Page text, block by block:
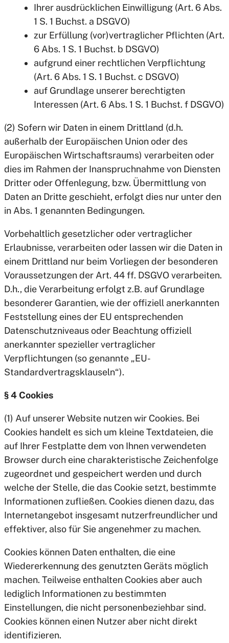
Ihrer ausdrücklichen Einwilligung (Art. 6 Abs.
1 S. 1 Buchst. a DSGVO)
zur Erfüllung (vor)vertraglicher Pflichten (Art.
6 Abs. 1 S. 1 Buchst. b DSGVO)
aufgrund einer rechtlichen Verpflichtung
(Art. 6 Abs. 1 S. 1 Buchst. c DSGVO)
auf Grundlage unserer berechtigten
Interessen (Art. 6 Abs. 1 S. 1 Buchst. f DSGVO)
(2) Sofern wir Daten in einem Drittland (d.h.
außerhalb der Europäischen Union oder des
Europäischen Wirtschaftsraums) verarbeiten oder
dies im Rahmen der Inanspruchnahme von Diensten
Dritter oder Offenlegung, bzw. Übermittlung von
Daten an Dritte geschieht, erfolgt dies nur unter den
in Abs. 1 genannten Bedingungen.
Vorbehaltlich gesetzlicher oder vertraglicher
Erlaubnisse, verarbeiten oder lassen wir die Daten in
einem Drittland nur beim Vorliegen der besonderen
Voraussetzungen der Art. 44 ff. DSGVO verarbeiten.
D.h., die Verarbeitung erfolgt z.B. auf Grundlage
besonderer Garantien, wie der offiziell anerkannten
Feststellung eines der EU entsprechenden
Datenschutzniveaus oder Beachtung offiziell
anerkannter spezieller vertraglicher
Verpflichtungen (so genannte „EU-
Standardvertragsklauseln“).
§ 4 Cookies
(1) Auf unserer Website nutzen wir Cookies. Bei
Cookies handelt es sich um kleine Textdateien, die
auf Ihrer Festplatte dem von Ihnen verwendeten
Browser durch eine charakteristische Zeichenfolge
zugeordnet und gespeichert werden und durch
welche der Stelle, die das Cookie setzt, bestimmte
Informationen zufließen. Cookies dienen dazu, das
Internetangebot insgesamt nutzerfreundlicher und
effektiver, also für Sie angenehmer zu machen.
Cookies können Daten enthalten, die eine
Wiedererkennung des genutzten Geräts möglich
machen. Teilweise enthalten Cookies aber auch
lediglich Informationen zu bestimmten
Einstellungen, die nicht personenbeziehbar sind.
Cookies können einen Nutzer aber nicht direkt
identifizieren.